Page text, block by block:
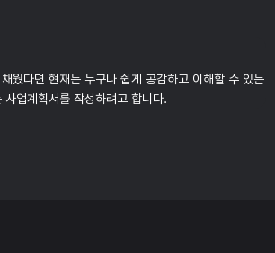
웠다면 현재는 누구나 쉽게 공감하고 이해할 수 있는
업계획서를 작성하려고 합니다.